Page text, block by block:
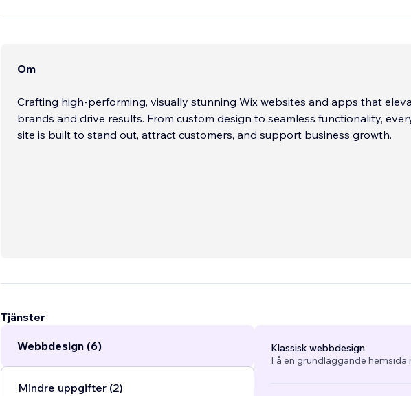
Om
Crafting high-performing, visually stunning Wix websites and apps that
brands and drive results. From custom design to seamless functionality,
site is built to stand out, attract customers, and support business growth.
Tjänster
Webbdesign (6)
Mindre uppgifter (2)
Klassisk webbdesign
Få en grundläggande hemsida